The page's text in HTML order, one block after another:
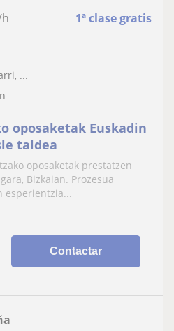
1ª clase gratis
...
oposaketak Euskadin
taldea
oposaketak prestatzen
Bizkaian. Prozesua
esperientzia...
Contactar